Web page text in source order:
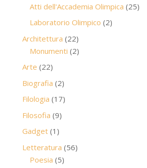
prodotti
Atti dell'Accademia Olimpica 2525
Laboratorio Olimpico 22
Architettura 2222
prodotti
Monumenti 22
Arte 2222
prodotti
Biografia 22
prodotti
Filologia 1717
Filosofia 99
Gadget 1 1
prodotto
Letteratura 5656
Poesia 55